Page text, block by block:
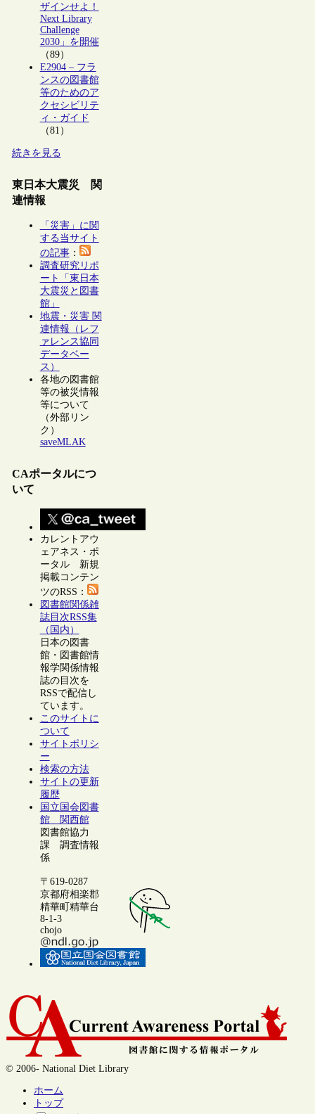
ザインせよ！
Next Library
Challenge
2030」を開催
（89）
E2904 – フラ
ンスの図書館
等のためのア
クセシビリテ
ィ・ガイド
（81）
続きを見る
東日本大震災 関
連情報
「災害」に関
する当サイト
の記事：
調査研究リポ
ート「東日本
大震災と図書
館」
地震・災害 関
連情報（レフ
ァレンス協同
データベー
ス）
各地の図書館
等の被災情報
等について
（外部リン
ク）
saveMLAK
CAポータルにつ
いて
カレントアウ
ェアネス・ポ
ータル 新規
掲載コンテン
ツのRSS：
図書館関係雑
誌目次RSS集
（国内）
日本の図書
館・図書館情
報学関係情報
誌の目次を
RSSで配信し
ています。
このサイトに
ついて
サイトポリシ
ー
検索の方法
サイトの更新
履歴
国立国会図書
館 関西館
図書館協力
課 調査情報
係
〒619-0287
京都府相楽郡
精華町精華台
8-1-3
chojo
© 2006- National Diet Library
ホーム
トップ